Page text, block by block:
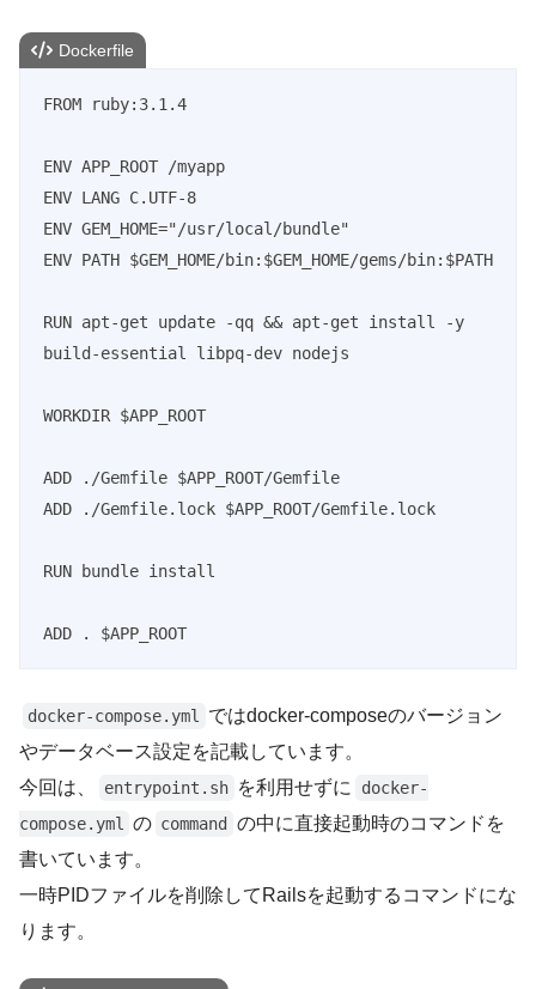
Dockerfile
FROM ruby:3.1.4
ENV APP_ROOT /myapp
ENV LANG C.UTF-8
ENV GEM_HOME="/usr/local/bundle"
ENV PATH $GEM_HOME/bin:$GEM_HOME/gems/bin:$PATH
RUN apt-get update -qq && apt-get install -y
build-essential libpq-dev nodejs
WORKDIR $APP_ROOT
ADD ./Gemfile $APP_ROOT/Gemfile
ADD ./Gemfile.lock $APP_ROOT/Gemfile.lock
RUN bundle install
ADD . $APP_ROOT
docker-compose.yml ではdocker-composeのバージョン
やデータベース設定を記載しています。
今回は、
entrypoint.sh を利用せずに
docker-
compose.yml の command
の中に直接起動時のコマンドを
書いています。
一時PIDファイルを削除してRailsを起動するコマンドにな
ります。